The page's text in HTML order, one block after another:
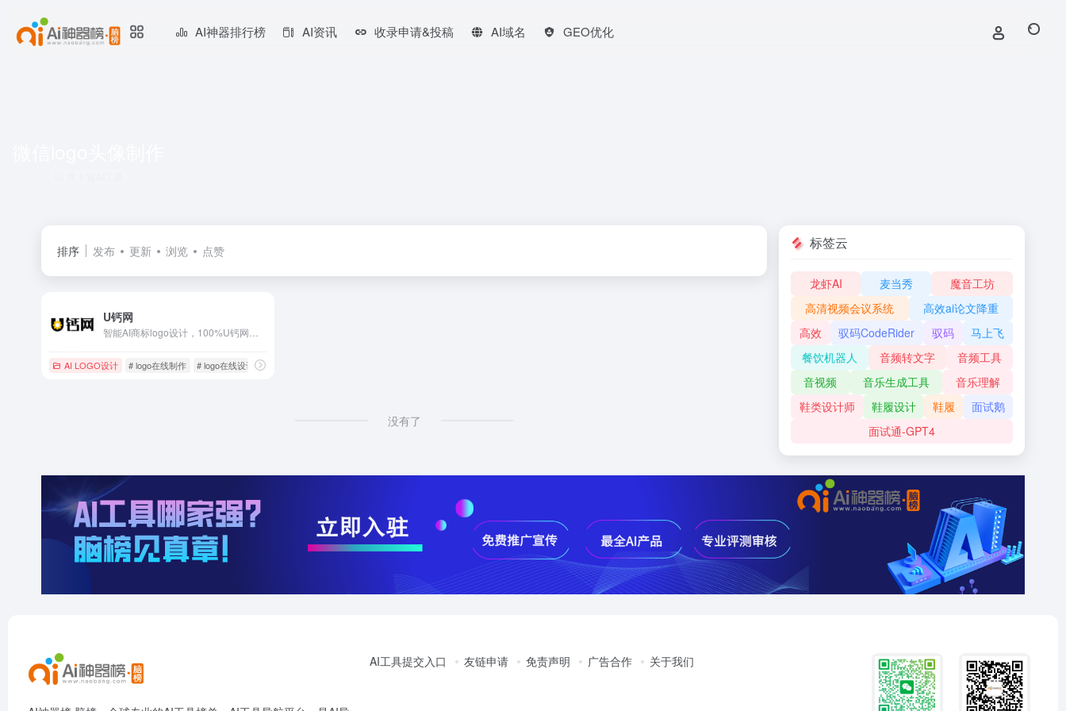
AI神器排行榜 AI资讯 收录申请&投稿 AI域名 GEO优化
排序 发布 更新 浏览 点赞
U钙网
AI LOGO设计 # logo在线制作 # logo在线设计 # logo设计
没有了
标签云
龙虾AI 麦当秀
魔音工坊
高清视频会议系统
高效ai论文降重
高效
驭码CodeRider 驭码
马上飞
餐饮机器人
音频转文字
音频工具
音视频
音乐生成工具
音乐理解
鞋类设计师
鞋履设计 鞋履
面试鹅
面试通-GPT4
AI工具提交入口 友链申请 免责声明 广告合作 关于我们